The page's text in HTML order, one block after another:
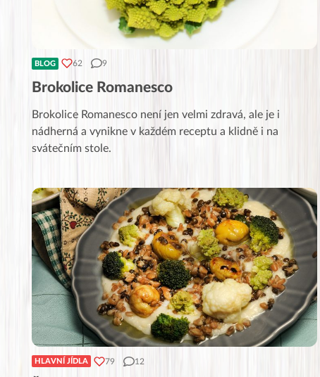
BLOG 62 9
Brokolice Romanesco
Brokolice Romanesco není jen velmi zdravá, ale je i
nádherná a vynikne v každém receptu a klidně i na
svátečním stole.
HLAVNÍ JÍDLA 79 12